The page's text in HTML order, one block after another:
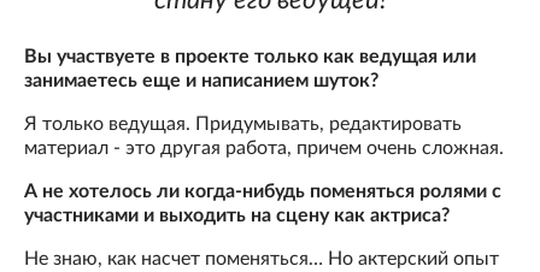
Вы участвуете в проекте только как ведущая или
занимаетесь еще и написанием шуток?
Я только ведущая. Придумывать, редактировать
материал - это другая работа, причем очень сложная.
А не хотелось ли когда-нибудь поменяться ролями с
участниками и выходить на сцену как актриса?
Не знаю, как насчет поменяться… Но актерский опыт